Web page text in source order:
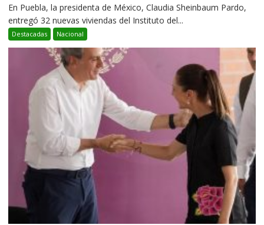
En Puebla, la presidenta de México, Claudia Sheinbaum Pardo,
entregó 32 nuevas viviendas del Instituto del...
Destacadas Nacional